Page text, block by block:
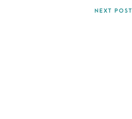
NEXT POST